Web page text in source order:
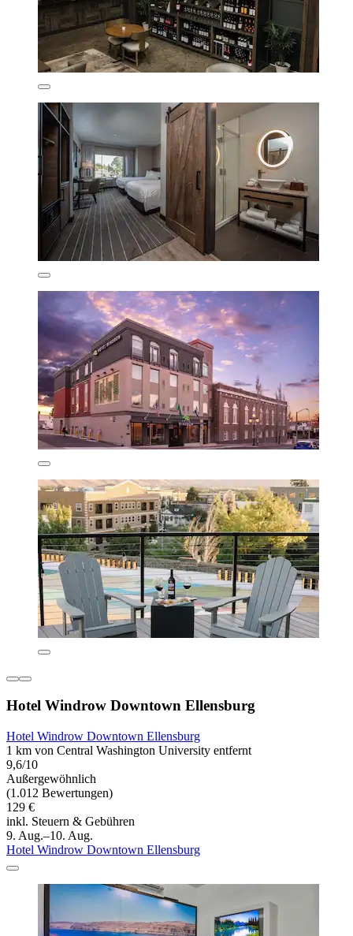
Hotel Windrow Downtown Ellensburg
Hotel Windrow Downtown Ellensburg
1 km von Central Washington University entfernt
9,6/10
Außergewöhnlich
(1.012 Bewertungen)
129 €
inkl. Steuern & Gebühren
9. Aug.–10. Aug.
Hotel Windrow Downtown Ellensburg